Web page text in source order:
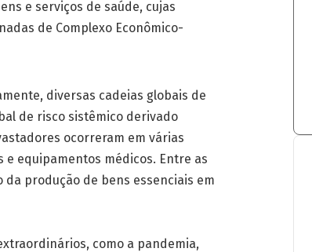
e serviços de saúde, cujas
de Complexo Econômico-
diversas cadeias globais de
de risco sistêmico derivado
ocorreram em várias
equipamentos médicos. Entre as
produção de bens essenciais em
como a pandemia,